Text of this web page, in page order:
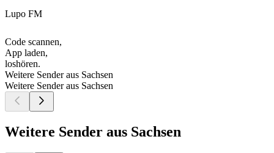
Lupo FM
Code scannen,
App laden,
loshören.
Weitere Sender aus Sachsen
Weitere Sender aus Sachsen
Weitere Sender aus Sachsen